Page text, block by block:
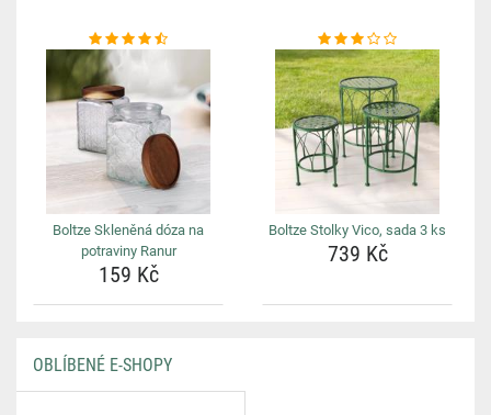
Boltze Skleněná dóza na
potraviny Ranur
159 Kč
Boltze Stolky Vico, sada 3 ks
739 Kč
OBLÍBENÉ E-SHOPY